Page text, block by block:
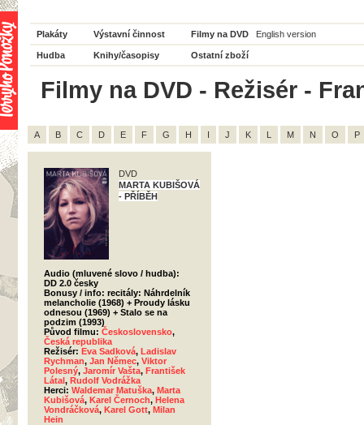
Plakáty Výstavní činnost Filmy na DVD English version
Hudba Knihy/časopisy Ostatní zboží
Filmy na DVD - Režisér -
A B C D E F G H I J K L M N O P
DVD
MARTA KUBIŠOVÁ
- PŘÍBĚH
Audio (mluvené slovo / hudba):
DD 2.0 česky
Bonusy / info: recitály: Náhrdelník
melancholie (1968) + Proudy lásku
odnesou (1969) + Stalo se na
podzim (1993)
Původ filmu: Československo,
Česká republika
Režisér: Eva Sadková, Ladislav
Rychman, Jan Němec, Viktor
Polesný, Jaromír Vašta, František
Látal, Rudolf Vodrážka
Herci: Waldemar Matuška, Marta
Kubišová, Karel Černoch, Helena
Vondráčková, Karel Gott, Milan
Hein